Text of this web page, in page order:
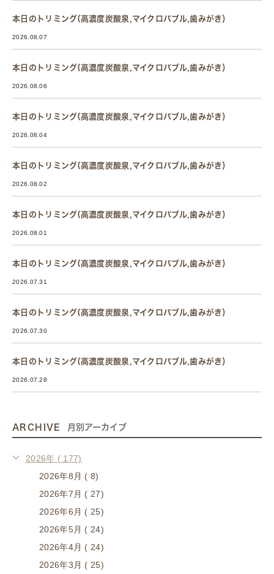
本日のトリミング(高濃度炭酸泉,マイクロバブル,歯みがき）
2026.08.07
本日のトリミング(高濃度炭酸泉,マイクロバブル,歯みがき）
2026.08.06
本日のトリミング(高濃度炭酸泉,マイクロバブル,歯みがき）
2026.08.04
本日のトリミング(高濃度炭酸泉,マイクロバブル,歯みがき）
2026.08.02
本日のトリミング(高濃度炭酸泉,マイクロバブル,歯みがき）
2026.08.01
本日のトリミング(高濃度炭酸泉,マイクロバブル,歯みがき）
2026.07.31
本日のトリミング(高濃度炭酸泉,マイクロバブル,歯みがき）
2026.07.30
本日のトリミング(高濃度炭酸泉,マイクロバブル,歯みがき）
2026.07.28
ARCHIVE 月別アーカイブ
2026年 ( 177)
2026年8月 ( 8)
2026年7月 ( 27)
2026年6月 ( 25)
2026年5月 ( 24)
2026年4月 ( 24)
2026年3月 ( 25)